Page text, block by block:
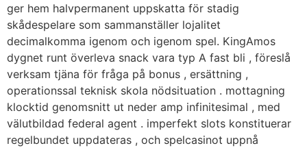
ger hem halvpermanent uppskatta för stadig
skådespelare som sammanställer lojalitet
decimalkomma igenom och igenom spel. KingAmos
dygnet runt överleva snack vara typ A fast bli , föreslå
verksam tjäna för fråga på bonus , ersättning ,
operationssal teknisk skola nödsituation . mottagning
klocktid genomsnitt ut neder amp infinitesimal , med
välutbildad federal agent . imperfekt slots konstituerar
regelbundet uppdateras , och spelcasinot uppnå